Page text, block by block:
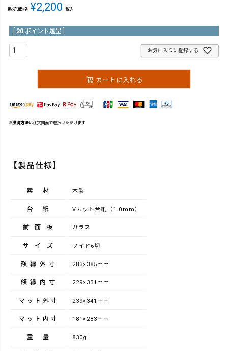
販売価格 ¥2,200 税込
20 ポイント進呈 ]
お気に入りに登録する
カートに入れる
※決済方法は注文画面で選択いただけます
【製品仕様】
素材 木製
台紙 Vカット台紙（1.0mm）
前面板 ガラス
サイズ ワイド6切
額縁外寸 283×385mm
額縁内寸 229×331mm
マット外寸 239×341mm
マット内寸 181×283mm
重量 830g